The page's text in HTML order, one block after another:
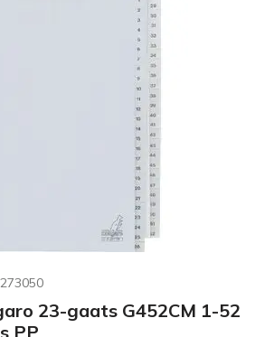
273050
23-gaats G452CM 1-52
PP